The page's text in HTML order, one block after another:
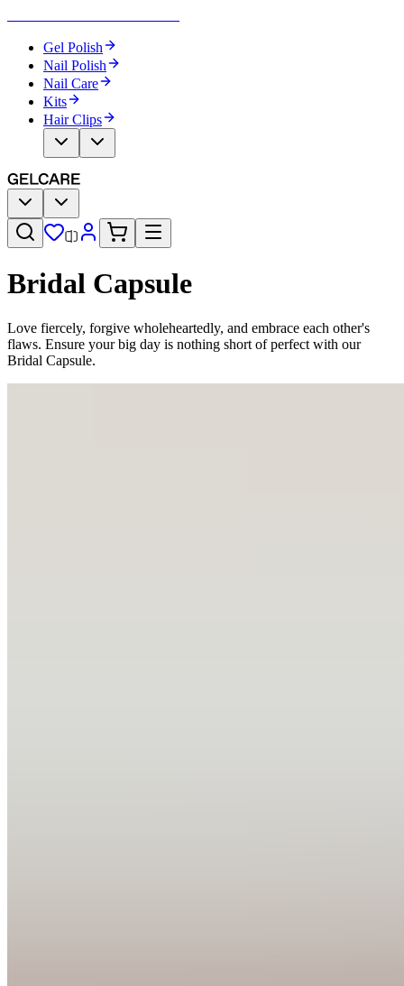
Gel Polish
Nail Polish
Nail Care
Kits
Hair Clips
Bridal Capsule​​​​‌ ‍ ​‍​‍‌‍ ‌ ​‍‌‍‍‌‌‍‌ ‌‍‍‌‌‍ ‍​‍​‍​ ‍‍​‍​‍‌ ​ ‌‍​‌‌‍ ‍‌‍‍‌‌ ‌​‌ ‍‌​‍ ‍‌‍‍‌‌‍ ​‍​‍​‍ ​​‍​‍‌‍‍​‌ ​‍‌‍‌‌‌‍‌‍​‍​‍​ ‍‍​‍​‍‌‍‍​‌ ‌​‌ ‌​‌ ​​‌ ​ ​ ‍‍​‍ ​‍ ‌‍‌ ‌‍‌‌‌‍ ​‌‍​ ‌‍​‌‌ ​‍‌‍‌‌​‍ ‍‌ ​ ‌‍​‌‌‍ ‍‌‍‍‌‌ ‌​‌ ‍‌​‍ ‍‌ ​ ‌ ‌​‌ ‌‌‌‍‌​‌‍‍‌‌‍ ​‍ ‌‍‍‌‌‍ ‍‌ ‌​‌‍‌‌‌‍ ‍‌ ‌​​‍ ‌‍‌‌‌‍‌​‌‍‍‌‌ ‌​​‍ ‌‍ ‌‌‍ ‌‍‌​‌‍‌‌​ ‌‌ ​​‌ ​‍‌‍‌‌‌ ​ ‌‍‌‌‌‍ ‍‌ ‌​‌‍​‌‌ ‌​‌‍‍‌‌‍ ‌‍ ‍​ ‍ ‌‍‍‌‌‍‌​​ ‌‌ ​ ‌‍‍​‌‍ ‌ ​​‌‍‍‌‌‍‌‍‌ ‍‌‌​​ ‌‍ ‌‍ ​‌‍ ​‌‍‌‌‌‍​ ‌ ‌​‌‍‍‌‌‍ ‌‍ ‍​‍ ‌​ ‌​​ ‌ ​ ​ ​ ​‌​ ‌​​ ​ ​ ‌​​ ‌​​ ​ ​ ‌ ​ ‌​​ ‍‌​ ‍ ‌ ‌​‌ ‍‌‌ ​​‌‍‌‌​ ‌‌‍​ ‌‍ ‌‍ ​‌‍ ​‌‍‌‌‌‍​ ‌ ‌​‌‍‍‌‌‍ ‌‍ ‍​ ‍ ‌ ​​‌‍​‌‌ ‌​‌‍‍​​ ‌‌‍‍​‌‍‌‌‌ ​‍‌‍ ​‍ ‍‌ ‌​‌‍‍‌‌ ‌​‌‍ ​‌‍‌‌​‍‌‌​ ‌‌‌​​‍‌‌ ‌‍‍ ‌‍‌‌‌ ‍‌​‍‌‌​ ​ ‌​‌​​‍‌‌​ ​ ‌​‌​​‍‌‌​ ​‍​ ​‍‌‍‌‌‌‍ ‍​‍‌‌​ ​‍​ ​‍​‍‌‌​ ‌‌‌​‌​​‍ ‍‌ ‌‍‌‍​‌‌‍ ​‌ ‌‌‌‍‌‌​ ‌‍​‍‌‍​‌‌ ​ ‌‍‌‌‌‌‌‌‌ ​‍‌‍ ​​ ‌‌‍‍​‌ ‌​‌ ‌​‌ ​​‌ ​ ​‍‌‌​ ​ ‌​​‌​‍‌‌​ ​‍‌​‌‍​‍‌‌​ ​‍‌​‌‍‌‍‌ ‌‍‌‌‌‍ ​‌‍​ ‌‍​‌‌ ​‍‌‍‌‌​‍ ‍‌ ​ ‌‍​‌‌‍ ‍‌‍‍‌‌ ‌​‌ ‍‌​‍ ‍‌ ​ ‌ ‌​‌ ‌‌‌‍‌​‌‍‍‌‌‍ ​‍‌‍‌‍‍‌‌‍‌​​ ‌‌ ​ ‌‍‍​‌‍ ‌ ​​‌‍‍‌‌‍‌‍‌ ‍‌‌​​ ‌‍ ‌‍ ​‌‍ ​‌‍‌‌‌‍​ ‌ ‌​‌‍‍‌‌‍ ‌‍ ‍​‍ ‌​ ‌​​ ‌ ​ ​ ​ ​‌​ ‌​​ ​ ​ ‌​​ ‌​​ ​ ​ ‌ ​ ‌​​ ‍‌​‍‌‍‌ ‌​‌ ‍‌‌ ​​‌‍‌‌​ ‌‌‍​ ‌‍ ‌‍ ​‌‍ ​‌‍‌‌‌‍​ ‌ ‌​‌‍‍‌‌‍ ‌‍ ‍​‍‌‍‌ ​​‌‍​‌‌ ‌​‌‍‍​​ ‌‌‍‍​‌‍‌‌‌ ​‍‌‍ ​‍ ‍‌ ‌​‌‍‍‌‌ ‌​‌‍ ​‌‍‌‌​‍‌‌​ ‌‌‌​​‍‌‌ ‌‍‍ ‌‍‌‌‌ ‍‌​‍‌‌​ ​ ‌​‌​​‍‌‌​ ​ ‌​‌​​‍‌‌​ ​‍​ ​‍‌‍‌‌‌‍ ‍​‍‌‌​ ​‍​ ​‍​‍‌‌​ ‌‌‌​‌​​‍ ‍‌ ‌‍‌‍​‌‌‍ ​‌ ‌‌‌‍‌‌​‍‌‍‌ ​​‌‍‌‌‌ ​‍‌ ​ ‌ ​​‌‍‌‌‌‍​ ‌ ‌​‌‍‍‌‌ ‌‍‌‍‌‌​ ‌‌ ​​‌ ‌‌‌‍​‍‌‍ ​‌‍‍‌‌ ​ ‌‍‍​‌‍‌‌‌‍‌​​‍​‍‌ ‌
Love fiercely, forgive wholeheartedly, and embrace each other's
flaws. Ensure your big day is nothing short of perfect with our
Bridal Capsule.​​​​‌ ‍ ​‍​‍‌‍ ‌ ​‍‌‍‍‌‌‍‌ ‌‍‍‌‌‍ ‍​‍​‍​ ‍‍​‍​‍‌ ​ ‌‍​‌‌‍ ‍‌‍‍‌‌ ‌​‌ ‍‌​‍ ‍‌‍‍‌‌‍ ​‍​‍​‍ ​​‍​‍‌‍‍​‌ ​‍‌‍‌‌‌‍‌‍​‍​‍​ ‍‍​‍​‍‌‍‍​‌ ‌​‌ ‌​‌ ​​‌ ​ ​ ‍‍​‍ ​‍ ‌‍‌ ‌‍‌‌‌‍ ​‌‍​ ‌‍​‌‌ ​‍‌‍‌‌​‍ ‍‌ ​ ‌‍​‌‌‍ ‍‌‍‍‌‌ ‌​‌ ‍‌​‍ ‍‌ ​ ‌ ‌​‌ ‌‌‌‍‌​‌‍‍‌‌‍ ​‍ ‌‍‍‌‌‍ ‍‌ ‌​‌‍‌‌‌‍ ‍‌ ‌​​‍ ‌‍‌‌‌‍‌​‌‍‍‌‌ ‌​​‍ ‌‍ ‌‌‍ ‌‍‌​‌‍‌‌​ ‌‌ ​​‌ ​‍‌‍‌‌‌ ​ ‌‍‌‌‌‍ ‍‌ ‌​‌‍​‌‌ ‌​‌‍‍‌‌‍ ‌‍ ‍​ ‍ ‌‍‍‌‌‍‌​​ ‌‌ ​ ‌‍‍​‌‍ ‌ ​​‌‍‍‌‌‍‌‍‌ ‍‌‌​​ ‌‍ ‌‍ ​‌‍ ​‌‍‌‌‌‍​ ‌ ‌​‌‍‍‌‌‍ ‌‍ ‍​‍ ‌​ ‌​​ ‌ ​ ​ ​ ​‌​ ‌​​ ​ ​ ‌​​ ‌​​ ​ ​ ‌ ​ ‌​​ ‍‌​ ‍ ‌ ‌​‌ ‍‌‌ ​​‌‍‌‌​ ‌‌‍​ ‌‍ ‌‍ ​‌‍ ​‌‍‌‌‌‍​ ‌ ‌​‌‍‍‌‌‍ ‌‍ ‍​ ‍ ‌ ​​‌‍​‌‌ ‌​‌‍‍​​ ‌‌‍‍​‌‍‌‌‌ ​‍‌‍ ​‍ ‍‌‍‌​‌‍‌‌‌ ​ ‌‍​ ‌ ​‍‌‍‍‌‌ ​​‌ ‌​‌‍‍‌‌‍ ‌‍ ‍​‍‌‌​ ‌‌‌​​‍‌‌ ‌‍‍ ‌‍‌‌‌ ‍‌​‍‌‌​ ​ ‌​‌​​‍‌‌​ ​ ‌​‌​​‍‌‌​ ​‍​ ​‍‌‍‌‌‌‍ ‍​‍‌‌​ ​‍​ ​‍​‍‌‌​ ‌‌‌​‌​​‍ ‍‌ ‌‍‌‍​‌‌‍ ​‌ ‌‌‌‍‌‌​‍‌‌​ ‌‌‌​​‍‌‌ ‌‍‍ ‌‍‌‌‌ ‍‌​‍‌‌​ ​ ‌​‌​​‍‌‌​ ​ ‌​‌​​‍‌‌​ ​‍​ ​‍‌‍‌‍‌‍​ ​ ‌ ​ ​​​ ​‍​ ​ ​ ‌​​ ‌‍‌‍​ ​ ‍‌​ ‌ ​ ​‍​‍‌‌​ ​‍​ ​‍​‍‌‌​ ‌‌‌​‌​​‍ ‍‌‍​ ‌‍‍​‌‍‍‌‌‍ ​‌‍‌​‌ ​‍‌‍‌‌‌‍ ‍​‍‌‌​ ‌‌‌​​‍‌‌ ‌‍‍ ‌‍‌‌‌ ‍‌​‍‌‌​ ​ ‌​‌​​‍‌‌​ ​ ‌​‌​​‍‌‌​ ​‍​ ​‍​ ‌ ​ ‍​​ ​​​ ‌ ‌‍​‌​ ​‌‌‍​‍‌‍​‍​ ‍​‌‍‌‌‌‍​‍‌‍​‍​ ​​​‍‌‌​ ​‍​ ​‍​‍‌‌​ ‌‌‌​‌​​‍ ‍‌ ‌​‌‍‌‌‌ ‍​‌ ‌​​ ‌‍​‍‌‍​‌‌ ​ ‌‍‌‌‌‌‌‌‌ ​‍‌‍ ​​ ‌‌‍‍​‌ ‌​‌ ‌​‌ ​​‌ ​ ​‍‌‌​ ​ ‌​​‌​‍‌‌​ ​‍‌​‌‍​‍‌‌​ ​‍‌​‌‍‌‍‌ ‌‍‌‌‌‍ ​‌‍​ ‌‍​‌‌ ​‍‌‍‌‌​‍ ‍‌ ​ ‌‍​‌‌‍ ‍‌‍‍‌‌ ‌​‌ ‍‌​‍ ‍‌ ​ ‌ ‌​‌ ‌‌‌‍‌​‌‍‍‌‌‍ ​‍‌‍‌‍‍‌‌‍‌​​ ‌‌ ​ ‌‍‍​‌‍ ‌ ​​‌‍‍‌‌‍‌‍‌ ‍‌‌​​ ‌‍ ‌‍ ​‌‍ ​‌‍‌‌‌‍​ ‌ ‌​‌‍‍‌‌‍ ‌‍ ‍​‍ ‌​ ‌​​ ‌ ​ ​ ​ ​‌​ ‌​​ ​ ​ ‌​​ ‌​​ ​ ​ ‌ ​ ‌​​ ‍‌​‍‌‍‌ ‌​‌ ‍‌‌ ​​‌‍‌‌​ ‌‌‍​ ‌‍ ‌‍ ​‌‍ ​‌‍‌‌‌‍​ ‌ ‌​‌‍‍‌‌‍ ‌‍ ‍​‍‌‍‌ ​​‌‍​‌‌ ‌​‌‍‍​​ ‌‌‍‍​‌‍‌‌‌ ​‍‌‍ ​‍ ‍‌‍‌​‌‍‌‌‌ ​ ‌‍​ ‌ ​‍‌‍‍‌‌ ​​‌ ‌​‌‍‍‌‌‍ ‌‍ ‍​‍‌‌​ ‌‌‌​​‍‌‌ ‌‍‍ ‌‍‌‌‌ ‍‌​‍‌‌​ ​ ‌​‌​​‍‌‌​ ​ ‌​‌​​‍‌‌​ ​‍​ ​‍‌‍‌‌‌‍ ‍​‍‌‌​ ​‍​ ​‍​‍‌‌​ ‌‌‌​‌​​‍ ‍‌ ‌‍‌‍​‌‌‍ ​‌ ‌‌‌‍‌‌​‍‌‌​ ‌‌‌​​‍‌‌ ‌‍‍ ‌‍‌‌‌ ‍‌​‍‌‌​ ​ ‌​‌​​‍‌‌​ ​ ‌​‌​​‍‌‌​ ​‍​ ​‍‌‍‌‍‌‍​ ​ ‌ ​ ​​​ ​‍​ ​ ​ ‌​​ ‌‍‌‍​ ​ ‍‌​ ‌ ​ ​‍​‍‌‌​ ​‍​ ​‍​‍‌‌​ ‌‌‌​‌​​‍ ‍‌‍​ ‌‍‍​‌‍‍‌‌‍ ​‌‍‌​‌ ​‍‌‍‌‌‌‍ ‍​‍‌‌​ ‌‌‌​​‍‌‌ ‌‍‍ ‌‍‌‌‌ ‍‌​‍‌‌​ ​ ‌​‌​​‍‌‌​ ​ ‌​‌​​‍‌‌​ ​‍​ ​‍​ ‌ ​ ‍​​ ​​​ ‌ ‌‍​‌​ ​‌‌‍​‍‌‍​‍​ ‍​‌‍‌‌‌‍​‍‌‍​‍​ ​​​‍‌‌​ ​‍​ ​‍​‍‌‌​ ‌‌‌​‌​​‍ ‍‌ ‌​‌‍‌‌‌ ‍​‌ ‌​​‍‌‍‌ ​​‌‍‌‌‌ ​‍‌ ​ ‌ ​​‌‍‌‌‌‍​ ‌ ‌​‌‍‍‌‌ ‌‍‌‍‌‌​ ‌‌ ​​‌ ‌‌‌‍​‍‌‍ ​‌‍‍‌‌ ​ ‌‍‍​‌‍‌‌‌‍‌​​‍​‍‌ ‌